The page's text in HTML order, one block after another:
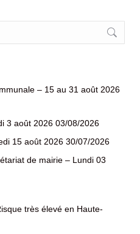
– 15 au 31 août 2026
3 août 2026 03/08/2026
15 août 2026 30/07/2026
de mairie – Lundi 03
très élevé en Haute-